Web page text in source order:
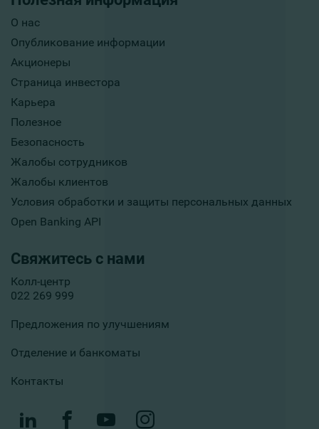
О нас
Опубликование информации
Акционеры
Страница инвестора
Карьера
Полезное
Безопасность
Жалобы сотрудников
Жалобы клиентов
Условия обработки и защиты персональных данных
Open Banking API
Свяжитесь с нами
Колл-центр
022 269 999
Предложения по улучшениям
Отделение и банкоматы
Контакты